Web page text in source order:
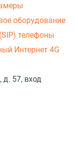
оборудование
телефоны
Интернет 4G
57, вход